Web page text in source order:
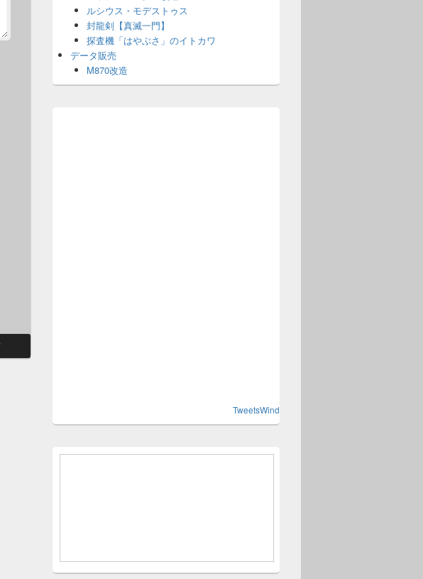
ルシウス・モデストゥス
封龍剣【真滅一門】
探査機「はやぶさ」のイトカワ
データ販売
M870改造
TweetsWind